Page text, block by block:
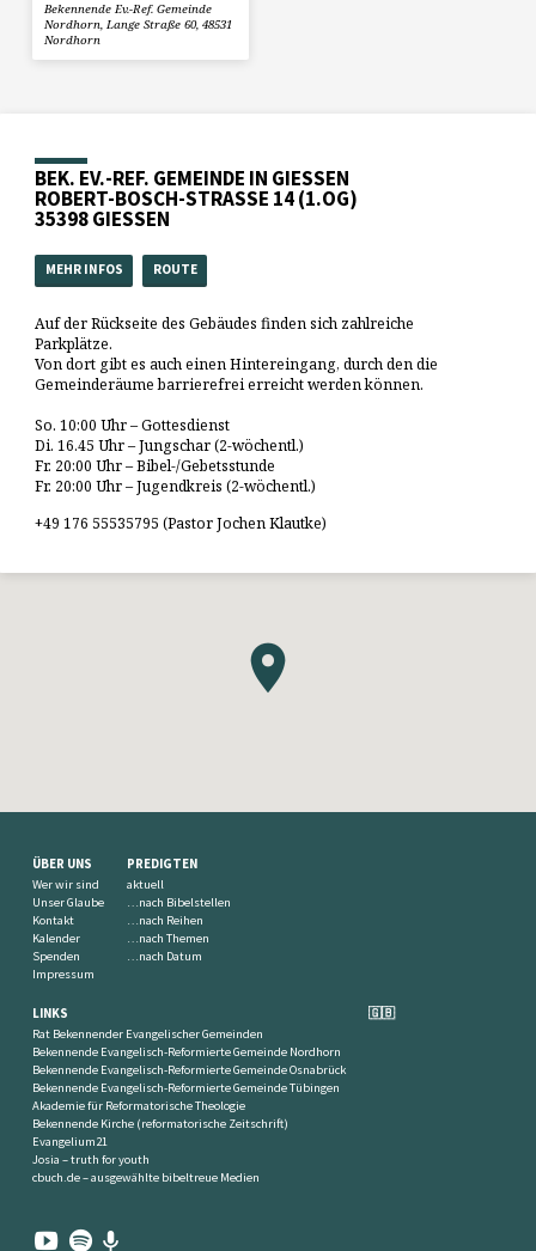
Bekennende Ev.-Ref. Gemeinde
Nordhorn, Lange Straße 60, 48531
Nordhorn
BEK. EV.-REF. GEMEINDE IN GIESSEN
ROBERT-BOSCH-STRASSE 14 (1.OG)
35398 GIESSEN
MEHR INFOS ROUTE
Auf der Rückseite des Gebäudes finden sich zahlreiche
Parkplätze.
Von dort gibt es auch einen Hintereingang, durch den die
Gemeinderäume barrierefrei erreicht werden können.
So. 10:00 Uhr – Gottesdienst
Di. 16.45 Uhr – Jungschar (2-wöchentl.)
Fr. 20:00 Uhr – Bibel-/Gebetsstunde
Fr. 20:00 Uhr – Jugendkreis (2-wöchentl.)
+49 176 55535795 (Pastor Jochen Klautke)
ÜBER UNS
Wer wir sind
Unser Glaube
Kontakt
Kalender
Spenden
Impressum
PREDIGTEN
aktuell
…nach Bibelstellen
…nach Reihen
…nach Themen
…nach Datum
LINKS
Rat Bekennender Evangelischer Gemeinden
Bekennende Evangelisch-Reformierte Gemeinde Nordhorn
Bekennende Evangelisch-Reformierte Gemeinde Osnabrück
Bekennende Evangelisch-Reformierte Gemeinde Tübingen
Akademie für Reformatorische Theologie
Bekennende Kirche (reformatorische Zeitschrift)
Evangelium21
Josia – truth for youth
cbuch.de – ausgewählte bibeltreue Medien
🇬🇧